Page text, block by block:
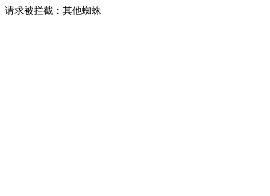
请求被拦截：其他蜘蛛